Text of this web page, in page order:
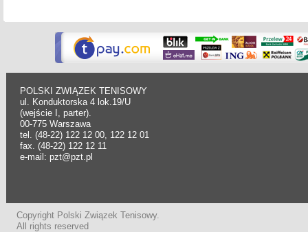
POLSKI ZWIĄZEK TENISOWY
ul. Konduktorska 4 lok.19/U
(wejście I, parter).
00-775 Warszawa
tel. (48-22) 122 12 00, 122 12 01
fax. (48-22) 122 12 11
e-mail: pzt@pzt.pl
Copyright Polski Związek Tenisowy.
All rights reserved